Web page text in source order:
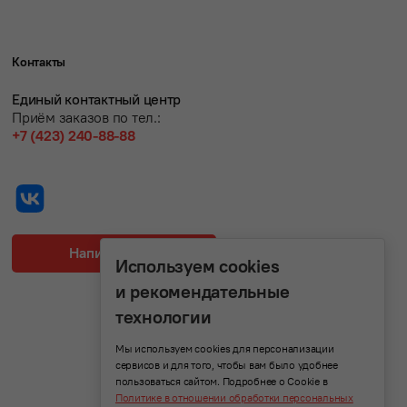
Контакты
Единый контактный центр
Приём заказов по тел.:
+7 (423) 240-88-88
Написать нам
Используем cookies
и рекомендательные
технологии
Мы используем cookies для персонализации
сервисов и для того, чтобы вам было удобнее
пользоваться сайтом. Подробнее о Cookie в
Политике в отношении обработки персональных